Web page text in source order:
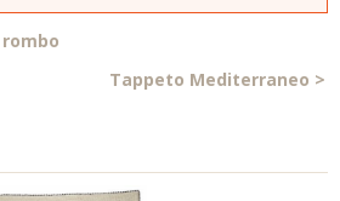
Tappeto Mediterraneo >